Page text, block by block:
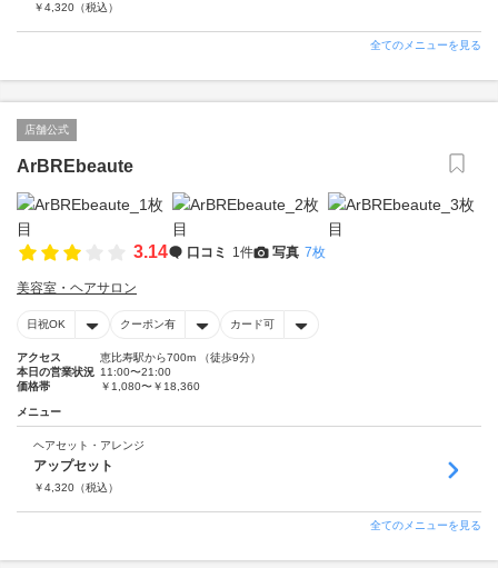
￥4,320 （税込）
全てのメニューを見る
店舗公式
ArBREbeaute
3.14 口コミ 1件 写真 7枚
美容室・ヘアサロン
日祝OK クーポン有 カード可
アクセス
恵比寿駅から700m （徒歩9分）
本日の営業状況 11:00〜21:00
価格帯
￥1,080〜￥18,360
メニュー
ヘアセット・アレンジ
アップセット
￥4,320 （税込）
全てのメニューを見る